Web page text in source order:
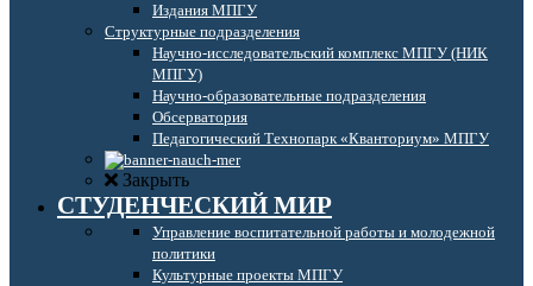
Издания МПГУ
Структурные подразделения
Научно-исследовательский комплекс МПГУ (НИК
МПГУ)
Научно-образовательные подразделения
Обсерватория
Педагогический Технопарк «Кванториум» МПГУ
Закрыть
СТУДЕНЧЕСКИЙ МИР
Управление воспитательной работы и молодежной
политики
Культурные проекты МПГУ